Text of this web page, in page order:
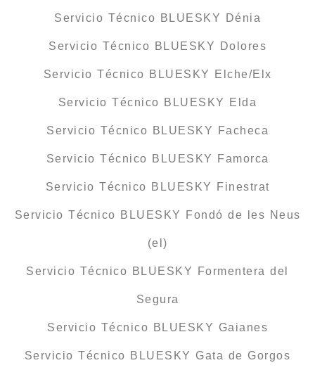
Servicio Técnico BLUESKY Dénia
Servicio Técnico BLUESKY Dolores
Servicio Técnico BLUESKY Elche/Elx
Servicio Técnico BLUESKY Elda
Servicio Técnico BLUESKY Facheca
Servicio Técnico BLUESKY Famorca
Servicio Técnico BLUESKY Finestrat
Servicio Técnico BLUESKY Fondó de les Neus
(el)
Servicio Técnico BLUESKY Formentera del
Segura
Servicio Técnico BLUESKY Gaianes
Servicio Técnico BLUESKY Gata de Gorgos